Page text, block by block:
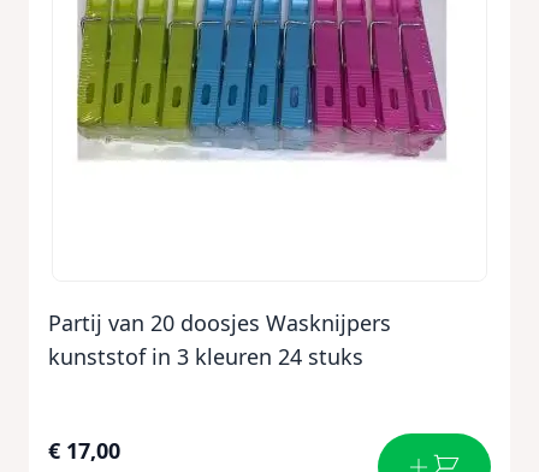
Partij van 20 doosjes Wasknijpers
kunststof in 3 kleuren 24 stuks
€ 17,00